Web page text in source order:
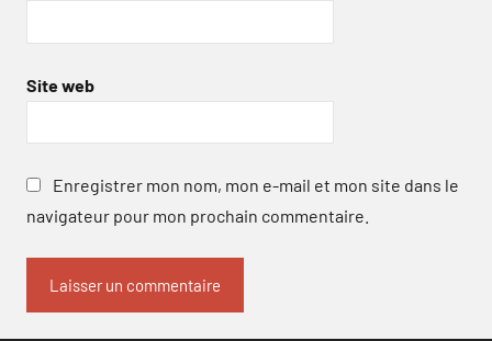
Site web
Enregistrer mon nom, mon e-mail et mon site dans le
navigateur pour mon prochain commentaire.